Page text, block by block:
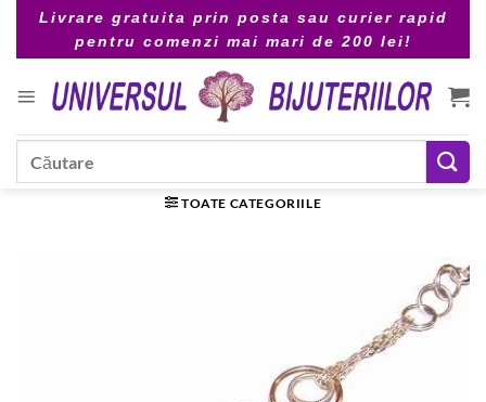
Livrare gratuita prin posta sau curier rapid
pentru comenzi mai mari de 200 lei!
TOATE CATEGORIILE